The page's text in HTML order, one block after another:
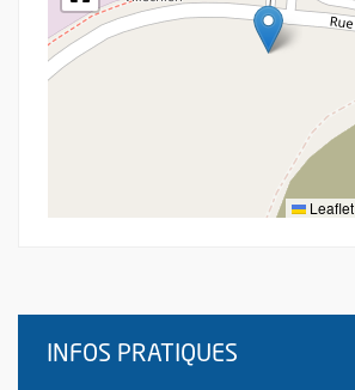
Leaflet
INFOS PRATIQUES